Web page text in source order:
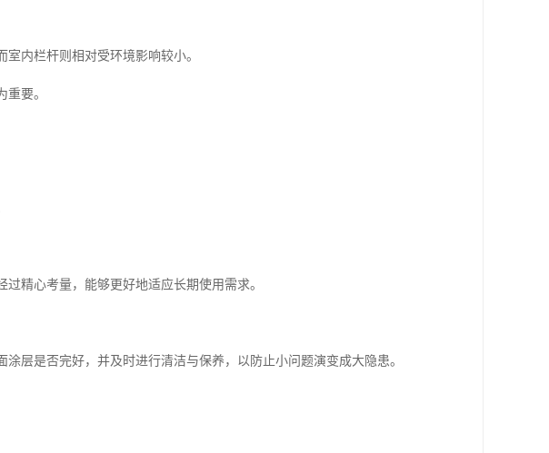
内栏杆则相对受环境影响较小。
要。
精心考量，能够更好地适应长期使用需求。
层是否完好，并及时进行清洁与保养，以防止小问题演变成大隐患。